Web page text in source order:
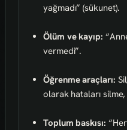
yağmadı” (sükunet).
Ölüm ve kayıp:
vermedi”.
Öğrenme araçları:
olarak hataları
Toplum baskısı: